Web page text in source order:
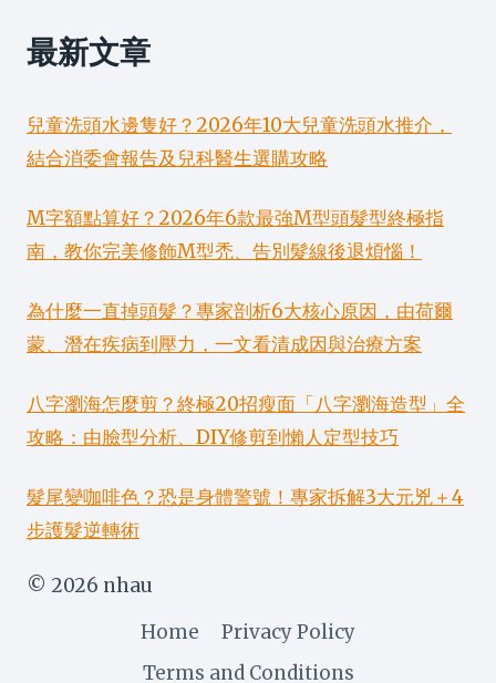
最新文章
兒童洗頭水邊隻好？2026年10大兒童洗頭水推介，
結合消委會報告及兒科醫生選購攻略
M字額點算好？2026年6款最強M型頭髮型終極指
南，教你完美修飾M型禿、告別髮線後退煩惱！
為什麼一直掉頭髮？專家剖析6大核心原因，由荷爾
蒙、潛在疾病到壓力，一文看清成因與治療方案
八字瀏海怎麼剪？終極20招瘦面「八字瀏海造型」全
攻略：由臉型分析、DIY修剪到懶人定型技巧
髮尾變咖啡色？恐是身體警號！專家拆解3大元兇＋4
步護髮逆轉術
© 2026 nhau
Home
Privacy Policy
Terms and Conditions